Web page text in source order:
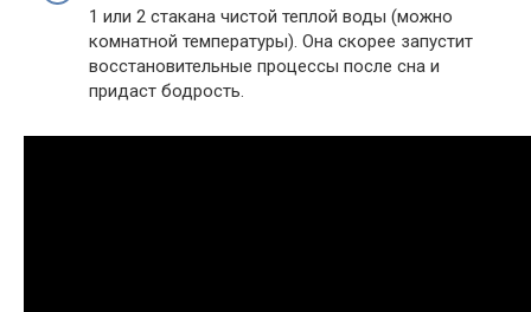
1 или 2 стакана чистой теплой воды (можно
комнатной температуры). Она скорее запустит
восстановительные процессы после сна и
придаст бодрость.